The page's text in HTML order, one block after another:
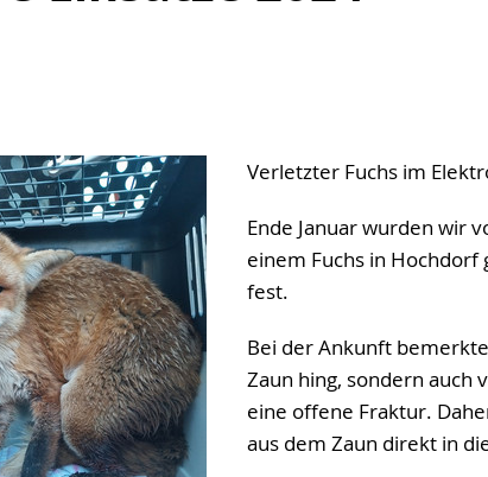
Verletzter Fuchs im
Ende Januar wurden wir
einem Fuchs in
fest.
Bei der Ankunft
Zaun hing, sondern
eine offene Fraktur.
aus dem Zaun direkt in